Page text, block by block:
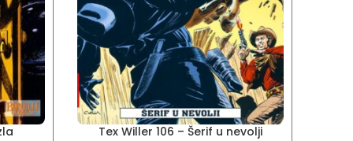
Tex Willer 106 – Šerif u nevolji